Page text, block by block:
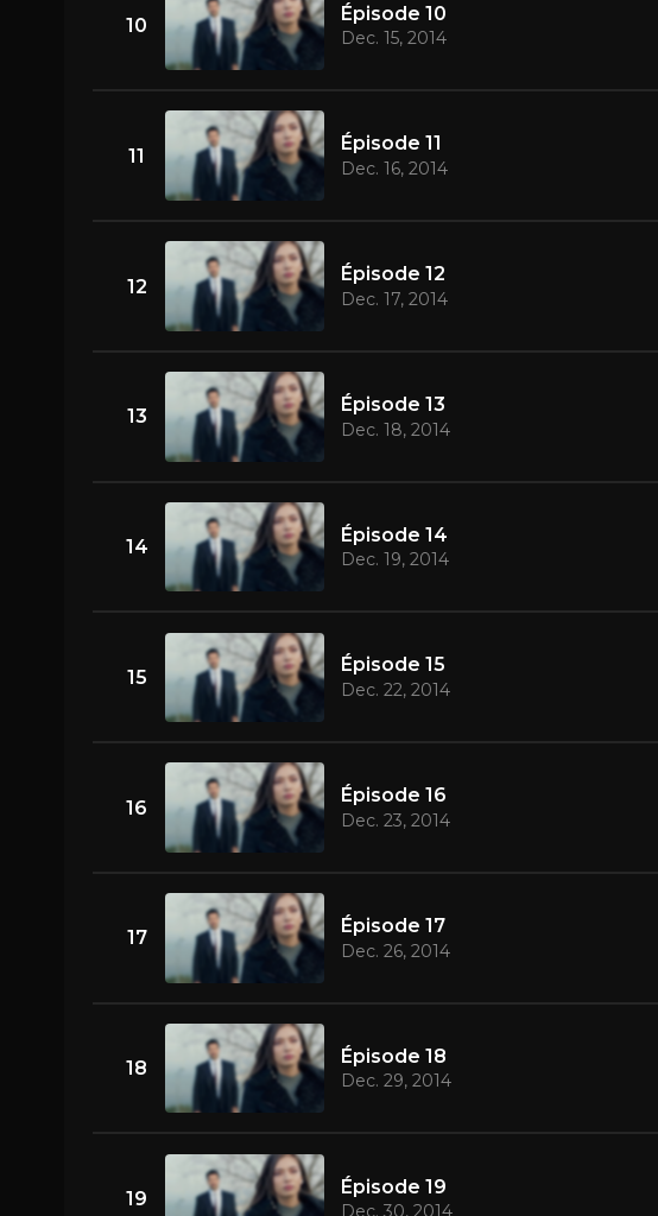
10
Épisode 10
Dec. 15, 2014
11
Épisode 11
Dec. 16, 2014
12
Épisode 12
Dec. 17, 2014
13
Épisode 13
Dec. 18, 2014
14
Épisode 14
Dec. 19, 2014
15
Épisode 15
Dec. 22, 2014
16
Épisode 16
Dec. 23, 2014
17
Épisode 17
Dec. 26, 2014
18
Épisode 18
Dec. 29, 2014
19
Épisode 19
Dec. 30, 2014